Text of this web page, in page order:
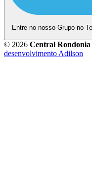
Entre no nosso Grupo no Telegram para receber notícias em primeira
© 2026 Central Rondonia
desenvolvimento Adilson